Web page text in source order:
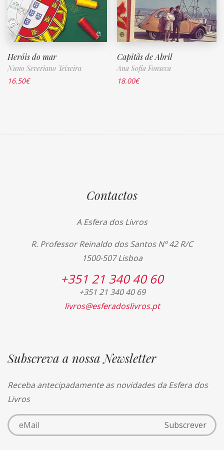
Heróis do mar
Nuno Severiano Teixeira
16.50€
Capitãs de Abril
Ana Sofia Fonseca
18.00€
Contactos
A Esfera dos Livros
R. Professor Reinaldo dos Santos Nº 42 R/C
1500-507 Lisboa
+351 21 340 40 60
+351 21 340 40 69
livros@esferadoslivros.pt
Subscreva a nossa Newsletter
Receba antecipadamente as novidades da Esfera dos
Livros